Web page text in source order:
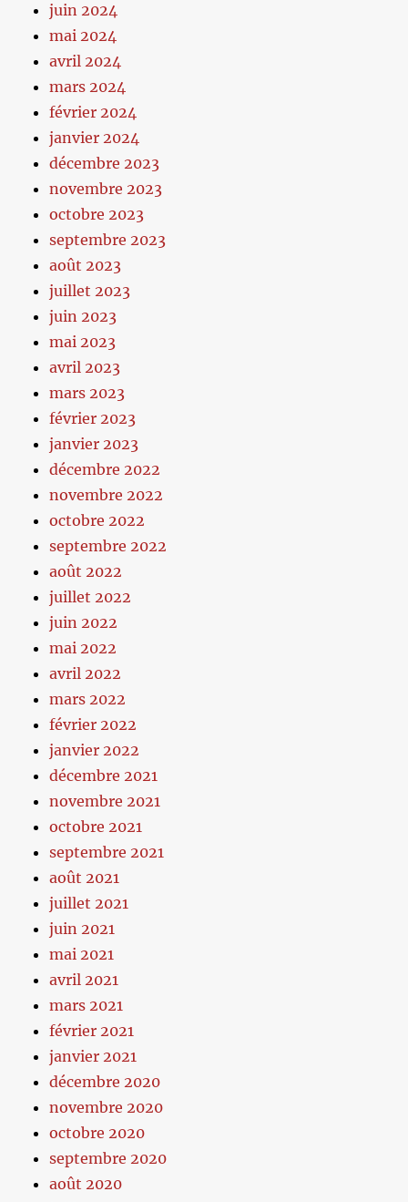
juin 2024
mai 2024
avril 2024
mars 2024
février 2024
janvier 2024
décembre 2023
novembre 2023
octobre 2023
septembre 2023
août 2023
juillet 2023
juin 2023
mai 2023
avril 2023
mars 2023
février 2023
janvier 2023
décembre 2022
novembre 2022
octobre 2022
septembre 2022
août 2022
juillet 2022
juin 2022
mai 2022
avril 2022
mars 2022
février 2022
janvier 2022
décembre 2021
novembre 2021
octobre 2021
septembre 2021
août 2021
juillet 2021
juin 2021
mai 2021
avril 2021
mars 2021
février 2021
janvier 2021
décembre 2020
novembre 2020
octobre 2020
septembre 2020
août 2020